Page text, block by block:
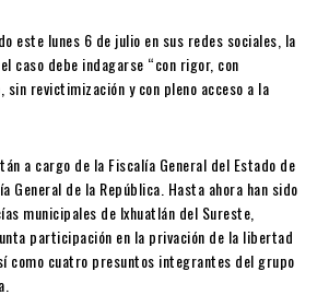
este lunes 6 de julio en sus redes sociales, la
caso debe indagarse “con rigor, con
sin revictimización y con pleno acceso a la
a cargo de la Fiscalía General del Estado de
General de la República. Hasta ahora han sido
municipales de Ixhuatlán del Sureste,
participación en la privación de la libertad
como cuatro presuntos integrantes del grupo